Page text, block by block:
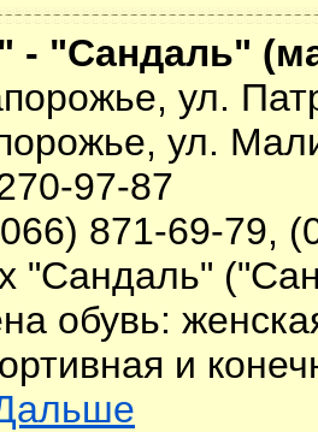
- "Сандаль"
ул.
ул.
97-87
871-69-79,
"Сандаль"
обувь:
и